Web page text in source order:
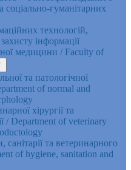
соціально-гуманітарних
технологій,
інформації
медицини / Faculty of
та патологічної
of normal and
хірургії та
/ Department of veterinary
санітарії та ветеринарного
of hygiene, sanitation and